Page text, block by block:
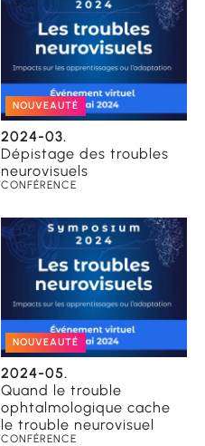
NOUVEAUTÉ
2024-03.
Dépistage des troubles
neurovisuels
CONFÉRENCE
NOUVEAUTÉ
2024-05.
Quand le trouble
ophtalmologique cache
le trouble neurovisuel
CONFÉRENCE